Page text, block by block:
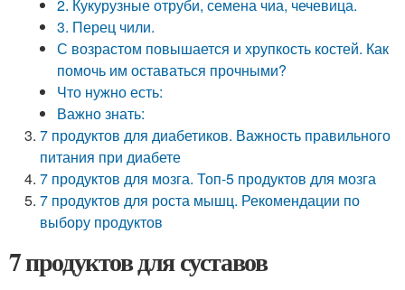
2. Кукурузные отруби, семена чиа, чечевица.
3. Перец чили.
С возрастом повышается и хрупкость костей. Как
помочь им оставаться прочными?
Что нужно есть:
Важно знать:
7 продуктов для диабетиков. Важность правильного
питания при диабете
7 продуктов для мозга. Топ-5 продуктов для мозга
7 продуктов для роста мышц. Рекомендации по
выбору продуктов
7 продуктов для суставов